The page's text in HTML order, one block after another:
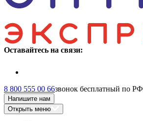
Оставайтесь на связи:
8 800 555 00 66звонок бесплатный по РФ
Напишите нам
Открыть меню